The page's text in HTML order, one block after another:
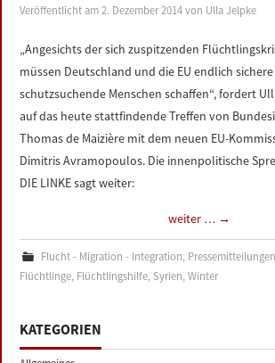
Veröffentlicht am2. Dezember 2014 von Ulla Jelpke
„Angesichts der sich zuspitzenden
müssen Deutschland und die EU endlich
schutzsuchende Menschen schaffen“, fordert
auf das heute stattfindende Treffen von
Thomas de Maizière mit dem neuen EU-
Dimitris Avramopoulos. Die innenpolitische
DIE LINKE sagt weiter:
weiter … →
Flucht - Migration - Integration, Pressemitteilungen
Flüchtlinge, Flüchtlingshilfe, Syrien,Winter
KATEGORIEN